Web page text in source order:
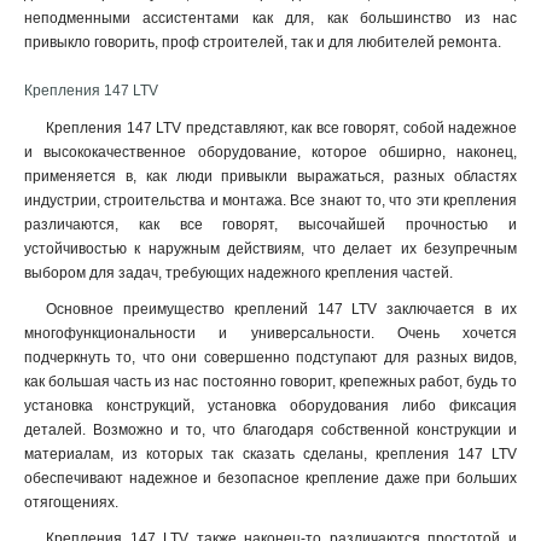
неподменными ассистентами как для, как большинство из нас
привыкло говорить, проф строителей, так и для любителей ремонта.
Крепления 147 LTV
Крепления 147 LTV представляют, как все говорят, собой надежное
и высококачественное оборудование, которое обширно, наконец,
применяется в, как люди привыкли выражаться, разных областях
индустрии, строительства и монтажа. Все знают то, что эти крепления
различаются, как все говорят, высочайшей прочностью и
устойчивостью к наружным действиям, что делает их безупречным
выбором для задач, требующих надежного крепления частей.
Основное преимущество креплений 147 LTV заключается в их
многофункциональности и универсальности. Очень хочется
подчеркнуть то, что они совершенно подступают для разных видов,
как большая часть из нас постоянно говорит, крепежных работ, будь то
установка конструкций, установка оборудования либо фиксация
деталей. Возможно и то, что благодаря собственной конструкции и
материалам, из которых так сказать сделаны, крепления 147 LTV
обеспечивают надежное и безопасное крепление даже при больших
отягощениях.